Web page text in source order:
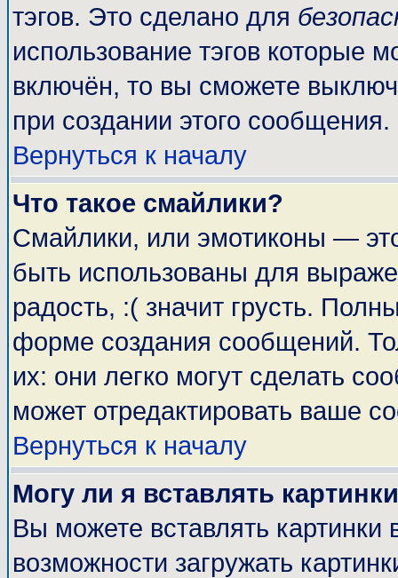
тэгов. Это сделано для
использование тэгов которые
включён, то вы сможете
при создании этого сообщения.
Вернуться к началу
Что такое смайлики?
Смайлики, или эмотиконы —
быть использованы для
радость, :( значит грусть.
форме создания сообщений.
их: они легко могут сделать
может отредактировать ваше
Вернуться к началу
Могу ли я вставлять
Вы можете вставлять
возможности загружать